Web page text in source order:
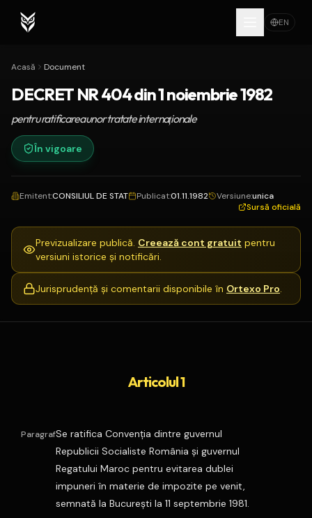
EN
Acasă Document
DECRET NR 404 din 1 noiembrie 1982
pentru ratificarea unor tratate internaţionale
În vigoare
Emitent:CONSILIUL DE STAT Publicat:01.11.1982 Versiune:unica
Sursă oficială
Previzualizare publică. Creează cont gratuit pentru
versiuni istorice și notificări.
Jurisprudență și comentarii disponibile în Ortexo Pro.
Articolul 1
ParagrafSe ratifica Convenţia dintre guvernul
Republicii Socialiste România şi guvernul
Regatului Maroc pentru evitarea dublei
impuneri în materie de impozite pe venit,
semnată la Bucureşti la 11 septembrie 1981.